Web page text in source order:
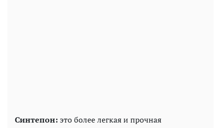
Синтепон:это более легкая и прочная